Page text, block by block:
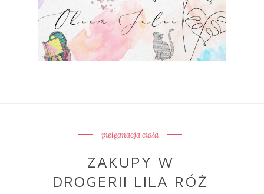
pielęgnacja ciała
ZAKUPY W
DROGERII LILA RÓŻ